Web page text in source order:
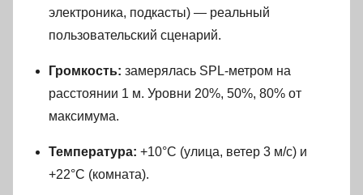
электроника, подкасты) — реальный
пользовательский сценарий.
Громкость: замерялась SPL-метром на
расстоянии 1 м. Уровни 20%, 50%, 80% от
максимума.
Температура: +10°C (улица, ветер 3 м/с) и
+22°C (комната).